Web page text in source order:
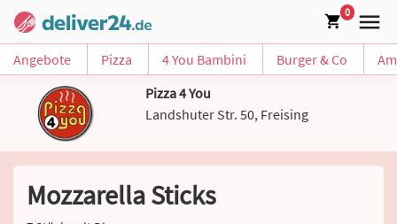
0
Angebote Pizza 4 You Bambini Burger & Co
Pizza 4 You
Landshuter Str. 50, Freising
Mozzarella Sticks